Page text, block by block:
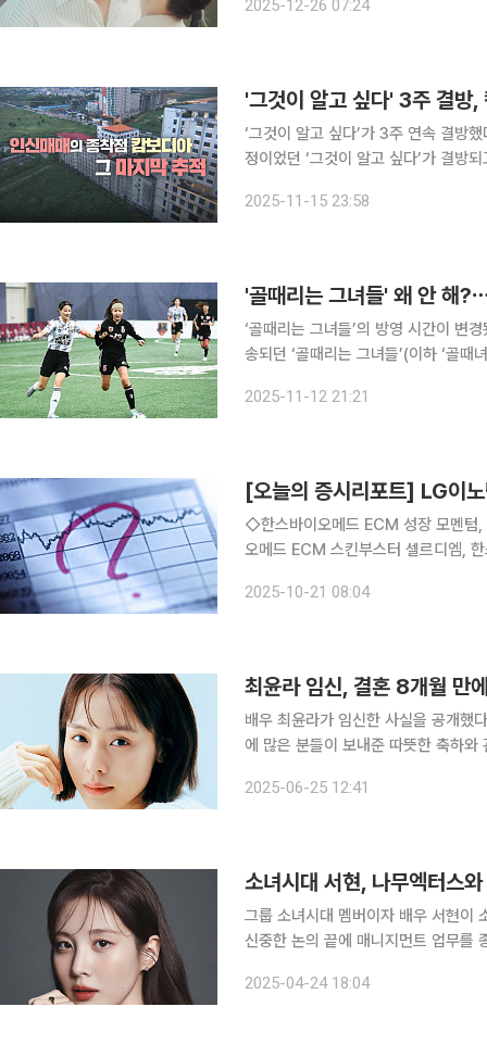
록했다. 이는 직전 회보다 1.7%포인
2025-12-26 07:24
‘그것이 알고 싶다’가 3주 연속 결방했다. 15일 SBS 편성표에 따르면 이날 오후 11시 10
정이었던 ‘그것이 알고 싶다’가 결방되고 드
SBS 8 뉴스는 오후 10시에 방송됐
2025-11-15 23:58
'골때리는 그녀들' 왜 안 해
‘골때리는 그녀들’의 방영 시간이 변경됐다. 12일 SBS 편성표에 따르면 기존 수요일
송되던 ‘골때리는 그녀들’(이하 ‘골때녀’)
활하며 드라마 명가로서의 명성 회복
2025-11-12 21:21
[오늘의 증시리포트] LG이
◇한스바이오메드 ECM 성장 모멘텀,
오메드 ECM 스킨부스터 셀르디엠,
Preview: 영업이익, 시장 기대치 하
2025-10-21 08:04
최윤라 임신, 결혼 8개월 만
배우 최윤라가 임신한 사실을 공개했다. 소속사 판타지오는 25일 "오늘 공개된 최윤라의 임신
에 많은 분들이 보내준 따뜻한 축하
목드라마 '내 여자친구는 상남자'에 출
2025-06-25 12:41
그룹 소녀시대 멤버이자 배우 서현이 소속사 나무엑
신중한 논의 끝에 매니지먼트 업무를 종료하기로
는 앞으로도 서현 배우의 활동을 진심
2025-04-24 18:04